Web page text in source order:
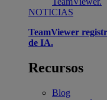
NOTICIAS
TeamViewer
de IA.
Recursos
Blog